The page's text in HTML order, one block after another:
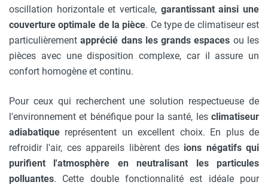
oscillation horizontale et verticale, garantissant ainsi une
couverture optimale de la pièce. Ce type de climatiseur est
particulièrementapprécié dans les grands espaces ou les
pièces avec une disposition complexe, car il assure un
confort homogène et continu.
Pour ceux qui recherchent une solution respectueuse de
l'environnement et bénéfique pour la santé, les climatiseur
adiabatique représentent un excellent choix. En plus de
refroidir l'air, ces appareils libèrent des ions négatifs qui
purifient l'atmosphère en neutralisant les particules
polluantes. Cette double fonctionnalité est idéale pour